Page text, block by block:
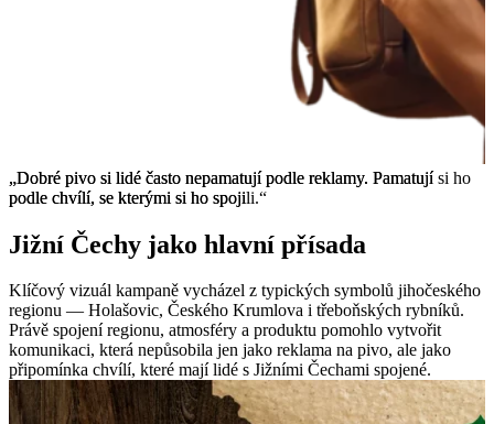
„Dobré pivo si lidé často nepamatují podle reklamy. Pamatují si ho
podle chvílí, se kterými si ho spojili.“
„Dobré pivo si lidé často nepamatují podle reklamy. Pamatují si ho
podle chvílí, se kterými si ho spojili.“
Jižní Čechy jako hlavní přísada
Klíčový vizuál kampaně vycházel z typických symbolů jihočeského
regionu — Holašovic, Českého Krumlova i třeboňských rybníků.
Právě spojení regionu, atmosféry a produktu pomohlo vytvořit
komunikaci, která nepůsobila jen jako reklama na pivo, ale jako
připomínka chvílí, které mají lidé s Jižními Čechami spojené.